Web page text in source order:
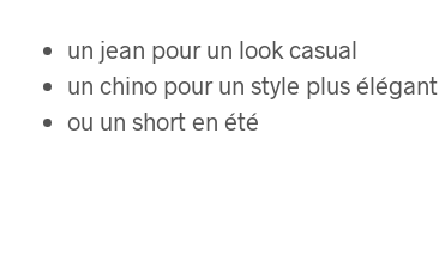
un jean pour un look casual
un chino pour un style plus élégant
ou un short en été